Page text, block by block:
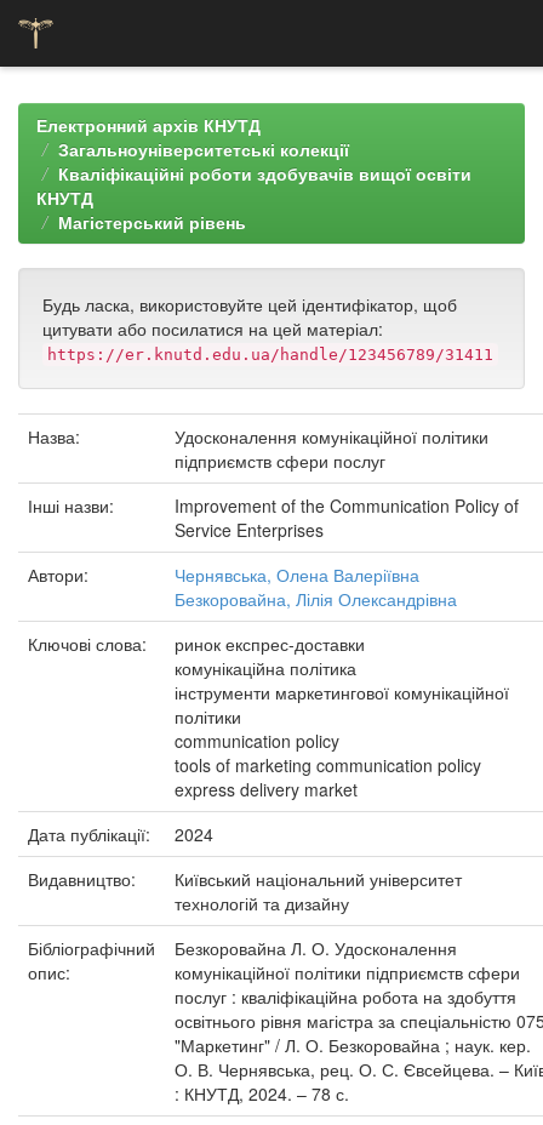
navigationЕлектронний архів КНУТД
Загальноуніверситетські колекції
Кваліфікаційні роботи здобувачів вищої освіти
КНУТД
Магістерський рівень
Будь ласка, використовуйте цей ідентифікатор, щоб
цитувати або посилатися на цей матеріал:
https://er.knutd.edu.ua/handle/123456789/31411
Назва:
Удосконалення комунікаційної політики
підприємств сфери послуг
Інші назви:
Improvement of the Communication Policy of
Service Enterprises
Автори:
Чернявська, Олена Валеріївна
Безкоровайна, Лілія Олександрівна
Ключові слова:
ринок експрес-доставки
комунікаційна політика
інструменти маркетингової комунікаційної
політики
communication policy
tools of marketing communication policy
express delivery market
Дата публікації:
2024
Видавництво:
Київський національний університет
технологій та дизайну
Бібліографічний
опис:
Безкоровайна Л. О. Удосконалення
комунікаційної політики підприємств сфери
послуг : кваліфікаційна робота на здобуття
освітнього рівня магістра за спеціальністю
"Маркетинг" / Л. О. Безкоровайна ; наук. кер.
О. В. Чернявська, рец. О. С. Євсейцева. –
: КНУТД, 2024. – 78 с.